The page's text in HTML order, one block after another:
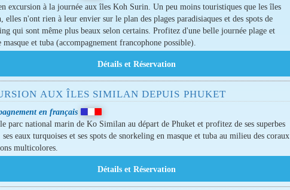
excursion à la journée aux îles Koh Surin. Un peu moins touristiques que les îles
elles n'ont rien à leur envier sur le plan des plages paradisiaques et des spots de
qui sont même plus beaux selon certains. Profitez d'une belle journée plage et
masque et tuba (accompagnement francophone possible).
AUX ÎLES SIMILAN DEPUIS PHUKET
en français
parc national marin de Ko Similan au départ de Phuket et profitez de ses superbes
ses eaux turquoises et ses spots de snorkeling en masque et tuba au milieu des coraux
multicolores.